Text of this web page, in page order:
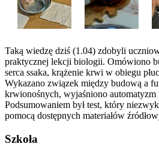
Taką wiedzę dziś (1.04) zdobyli
praktycznej lekcji biologii. Omówiono
serca ssaka, krążenie krwi w obiegu
Wykazano związek między budową a
krwionośnych, wyjaśniono automatyzm
Podsumowaniem był test, który
pomocą dostępnych materiałów
Szkoła